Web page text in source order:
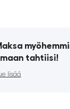
tahtiisi!
lisää